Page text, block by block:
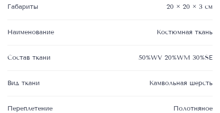
Габариты 20 × 20 × 3 см
Наименование Костюмная ткань
Состав ткани 50%WV 20%WM 30%SE
Вид ткани Камвольная шерсть
Переплетение Полотняное